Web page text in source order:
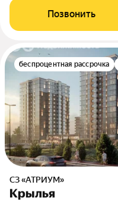
Позвонить
беспроцентная рассрочка
СЗ «АТРИУМ»
Крылья